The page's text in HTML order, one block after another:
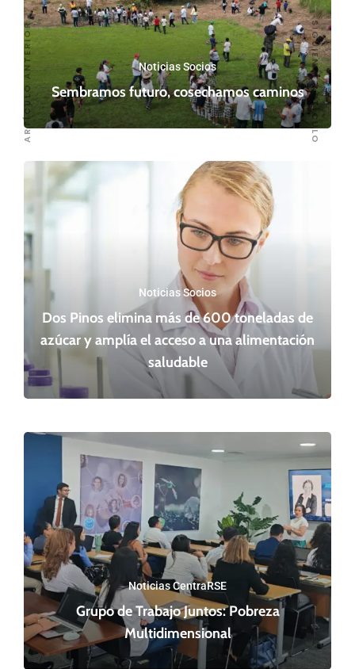
Noticias Socios
Sembramos futuro, cosechamos caminos
Noticias Socios
Dos Pinos elimina más de 600 toneladas de
azúcar y amplía el acceso a una alimentación
saludable
Noticias CentraRSE
Grupo de Trabajo Juntos: Pobreza
Multidimensional
ARTÍCULO ANTERIOR SIGUIENTE ARTÍCULO